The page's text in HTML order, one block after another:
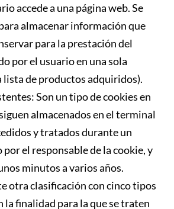
accede a una página web. Se
almacenar información que
para la prestación del
por el usuario en una sola
lista de productos adquiridos).
Son un tipo de cookies en
almacenados en el terminal
y tratados durante un
el responsable de la cookie, y
minutos a varios años.
otra clasificación con cinco tipos
la finalidad para la que se traten